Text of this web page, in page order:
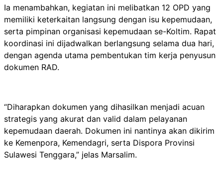
Ia menambahkan, kegiatan ini melibatkan 12 OPD yang
memiliki keterkaitan langsung dengan isu kepemudaan,
serta pimpinan organisasi kepemudaan se-Koltim. Rapat
koordinasi ini dijadwalkan berlangsung selama dua hari,
dengan agenda utama pembentukan tim kerja penyusun
dokumen RAD.
“Diharapkan dokumen yang dihasilkan menjadi acuan
strategis yang akurat dan valid dalam pelayanan
kepemudaan daerah. Dokumen ini nantinya akan dikirim
ke Kemenpora, Kemendagri, serta Dispora Provinsi
Sulawesi Tenggara,” jelas Marsalim.